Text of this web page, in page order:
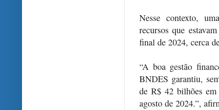
Nesse contexto,
recursos que
final de 2024, cerca
“A boa gestão
BNDES garantiu,
de R$ 42 bilhões
agosto de 2024.”,